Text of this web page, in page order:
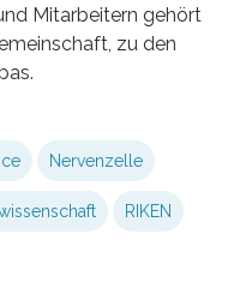
Mitarbeitern gehört
zu den
Nervenzelle
RIKEN